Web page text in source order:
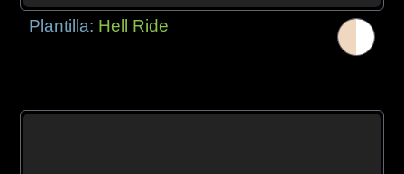
Plantilla: Hell Ride